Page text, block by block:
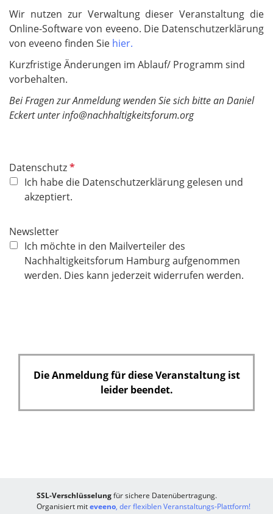
Wir nutzen zur Verwaltung dieser Veranstaltung die
Online-Software von eveeno. Die Datenschutzerklärung
von eveeno finden Sie hier.
Kurzfristige Änderungen im Ablauf/ Programm sind
vorbehalten.
Bei Fragen zur Anmeldung wenden Sie sich bitte an Daniel
Eckert unter info@nachhaltigkeitsforum.org
DatenschutzP
f
l
h
t
f
e
Ich habe die Datenschutzerklärung gelesen und
akzeptiert.
Newsletter
Ich möchte in den Mailverteiler des
Nachhaltigkeitsforum Hamburg aufgenommen
werden. Dies kann jederzeit widerrufen werden.
Die Anmeldung für diese Veranstaltung ist
leider beendet.
SSL-Verschlüsselungfür sichere Datenübertragung.
Organisiert miteveeno, der flexiblen Veranstaltungs-Plattform!